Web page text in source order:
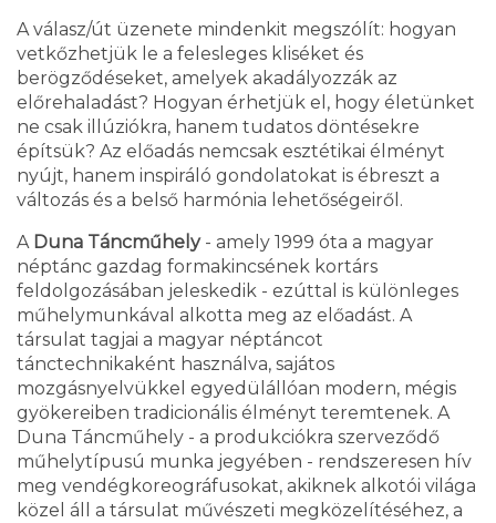
A válasz/út üzenete mindenkit megszólít: hogyan
vetkőzhetjük le a felesleges kliséket és
berögződéseket, amelyek akadályozzák az
előrehaladást? Hogyan érhetjük el, hogy életünket
ne csak illúziókra, hanem tudatos döntésekre
építsük? Az előadás nemcsak esztétikai élményt
nyújt, hanem inspiráló gondolatokat is ébreszt a
változás és a belső harmónia lehetőségeiről.
ADuna Táncműhely- amely 1999 óta a magyar
néptánc gazdag formakincsének kortárs
feldolgozásában jeleskedik - ezúttal is különleges
műhelymunkával alkotta meg az előadást. A
társulat tagjai a magyar néptáncot
tánctechnikaként használva, sajátos
mozgásnyelvükkel egyedülállóan modern, mégis
gyökereiben tradicionális élményt teremtenek. A
Duna Táncműhely - a produkciókra szerveződő
műhelytípusú munka jegyében - rendszeresen hív
meg vendégkoreográfusokat, akiknek alkotói világa
közel áll a társulat művészeti megközelítéséhez, a